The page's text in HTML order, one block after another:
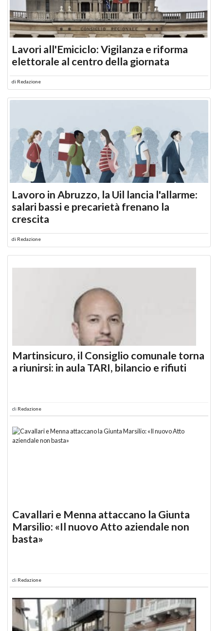
Lavori all'Emiciclo: Vigilanza e riforma
elettorale al centro della giornata
di Redazione
Lavoro in Abruzzo, la Uil lancia l'allarme:
salari bassi e precarietà frenano la
crescita
di Redazione
Martinsicuro, il Consiglio comunale torna
a riunirsi: in aula TARI, bilancio e rifiuti
di Redazione
Cavallari e Menna attaccano la Giunta
Marsilio: «Il nuovo Atto aziendale non
basta»
di Redazione